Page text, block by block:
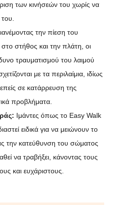
των κινήσεών του χωρίς να
του.
την πίεση του
στήθος και την πλάτη, οι
τραυματισμού του λαιμού
με τα περιλαίμια, ιδίως
σε κατάρρευση της
προβλήματα.
Ιμάντες όπως το Easy Walk
ειδικά για να μειώνουν το
την κατεύθυνση του σώματος
να τραβήξει, κάνοντας τους
και ευχάριστους.